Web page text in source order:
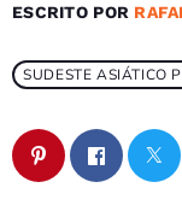
ESCRITO POR
SUDESTE ASIÁTICO